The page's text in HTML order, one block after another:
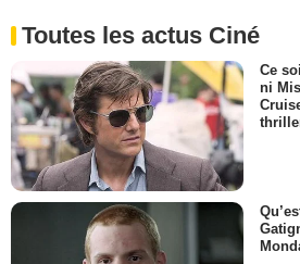
Toutes les actus Ciné
Ce
ni